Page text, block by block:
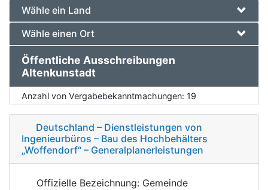
Wähle ein Land
Wähle einen Ort
Öffentliche Ausschreibungen
Altenkunstadt
Anzahl von Vergabebekanntmachungen: 19
Deutschland – Dienstleistungen von
Ingenieurbüros – Bau des Hochbehälters
„Woffendorf“ – Generalplanerleistungen
Offizielle Bezeichnung: Gemeinde